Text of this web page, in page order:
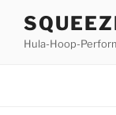
Inhalt
springenHula-Hoop-